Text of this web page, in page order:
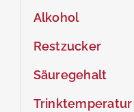
Alkohol
Restzucker
Säuregehalt
Trinktemperatur